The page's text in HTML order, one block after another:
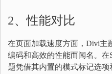
2、性能对比
在页面加载速度方面，Divi主
编码和高效的性能而闻名。在
题凭借其内置的模式标记选